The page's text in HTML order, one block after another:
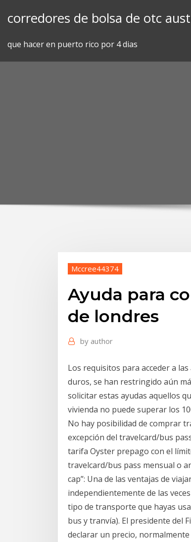
corredores de bolsa de otc
que hacer en puerto rico por 4 dias
Mccree44374
Ayuda para
de londres
by author
Los requisitos para acceder a
duros, se han restringido aún
solicitar estas ayudas aquellos
vivienda no puede superar los
No hay posibilidad de comprar
excepción del travelcard/bus
tarifa Oyster prepago con el
travelcard/bus pass mensual o
cap”: Una de las ventajas de
independientemente de las
tipo de transporte que hayas
bus y tranvía). El presidente del
declarar un precio,